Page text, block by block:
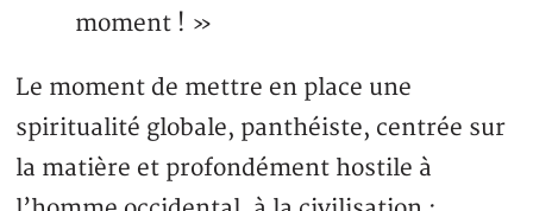
moment ! »
Le moment de mettre en place une
spiritualité globale, panthéiste, centrée sur
la matière et profondément hostile à